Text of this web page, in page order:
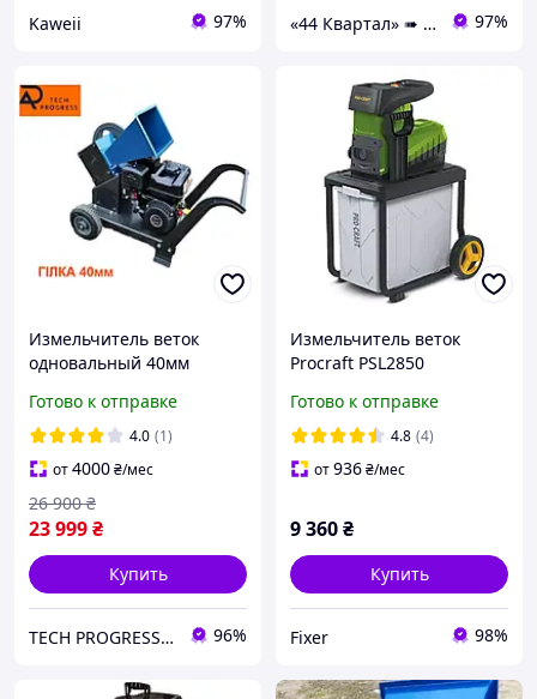
Kaweii 97% «44 Квартал» ➠ інтернет-магазин інструментів та розхідних матеріалів! 97%
Измельчитель веток
одновальный 40мм
веткоруб дробилка веток
веткоизмельчитель
дроворуб веткодробилка
для сада
Готово к отправке
4.0 (1)
от4000₴/мес
23 999₴
26 900 ₴
Купить
TECH PROGRESS магазин оборудования и техники 96%
Измельчитель веток
Procraft PSL2850
Готово к отправке
4.8 (4)
от936₴/мес
9 360₴
Купить
Fixer 98%